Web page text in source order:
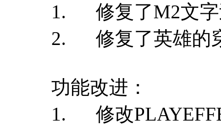
1. 修复了M2文字
2. 修复了英雄的
功能改进：
1. 修改